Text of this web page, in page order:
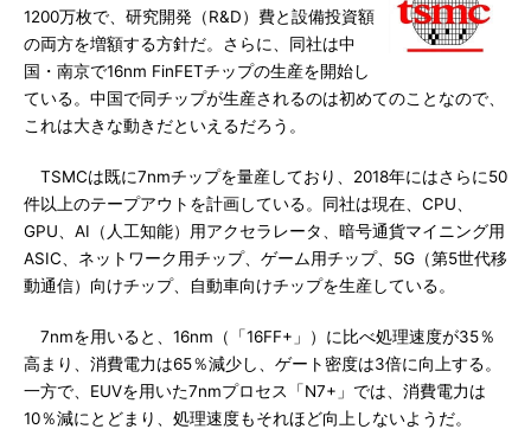
1200万枚で、研究開発（R&D）費と設備投資額
の両方を増額する方針だ。さらに、同社は中
国・南京で16nm FinFETチップの生産を開始し
ている。中国で同チップが生産されるのは初めてのことなので、
これは大きな動きだといえるだろう。
TSMCは既に7nmチップを量産しており、2018年にはさらに50
件以上のテープアウトを計画している。同社は現在、CPU、
GPU、AI（人工知能）用アクセラレータ、暗号通貨マイニング用
ASIC、ネットワーク用チップ、ゲーム用チップ、5G（第5世代移
動通信）向けチップ、自動車向けチップを生産している。
7nmを用いると、16nm（「16FF+」）に比べ処理速度が35％
高まり、消費電力は65％減少し、ゲート密度は3倍に向上する。
一方で、EUVを用いた7nmプロセス「N7+」では、消費電力は
10％減にとどまり、処理速度もそれほど向上しないようだ。